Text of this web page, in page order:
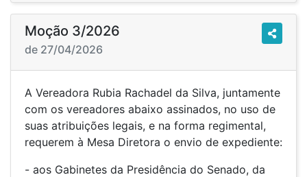
Moção 3/2026
de 27/04/2026
A Vereadora Rubia Rachadel da Silva, juntamente
com os vereadores abaixo assinados, no uso de
suas atribuições legais, e na forma regimental,
requerem à Mesa Diretora o envio de expediente:
- aos Gabinetes da Presidência do Senado, da